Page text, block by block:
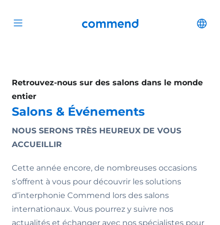
Open menu Commend
Retrouvez-nous sur des salons dans le monde
entier
Salons & Événements
NOUS SERONS TRÈS HEUREUX DE VOUS
ACCUEILLIR
Cette année encore, de nombreuses occasions
s’offrent à vous pour découvrir les solutions
d’interphonie Commend lors des salons
internationaux. Vous pourrez y suivre nos
actualités et échanger avec nos spécialistes pour